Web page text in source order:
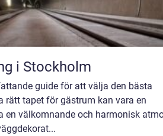
i Stockholm
guide för att välja den bästa
rätt tapet för gästrum kan vara en
en välkomnande och harmonisk